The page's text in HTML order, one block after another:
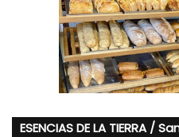
ESENCIAS DE LA TIERRA /